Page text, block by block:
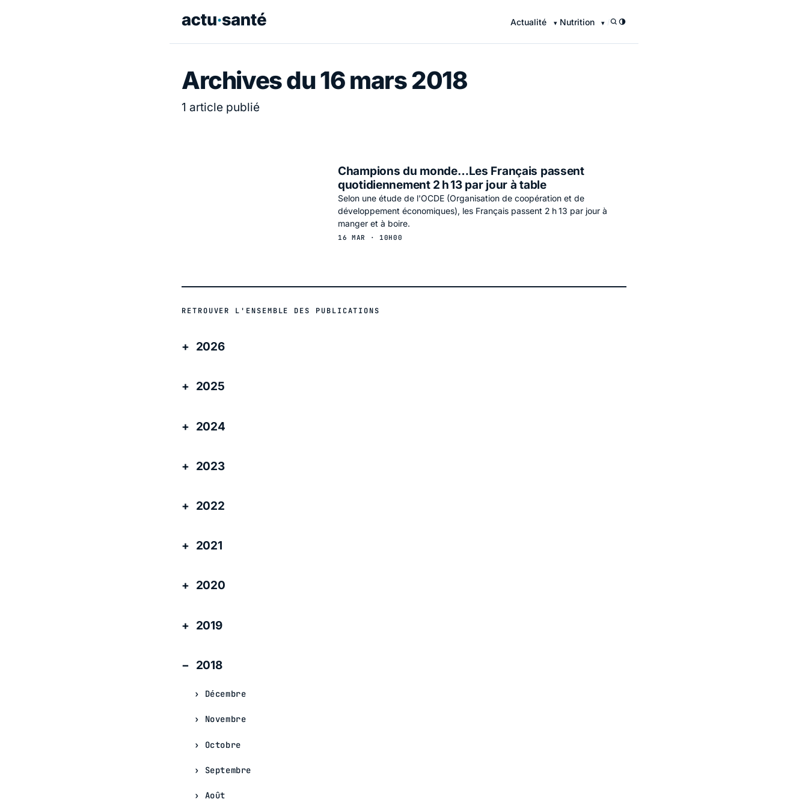
Actualité Nutrition /
Archives du 16 mars 2018
1 article publié
Champions du monde…Les Français passent
quotidiennement 2 h 13 par jour à table
Selon une étude de l'OCDE (Organisation de coopération et de
développement économiques), les Français passent 2 h 13 par jour à
manger et à boire.
16 MAR · 10H00
RETROUVER L'ENSEMBLE DES PUBLICATIONS
2026
2025
2024
2023
2022
2021
2020
2019
2018
Décembre
Novembre
Octobre
Septembre
Août